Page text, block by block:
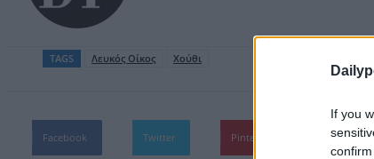
If you
TAGS Λευκός Οίκος Χούθι
Facebook Twitter Pinterest WhatsApp